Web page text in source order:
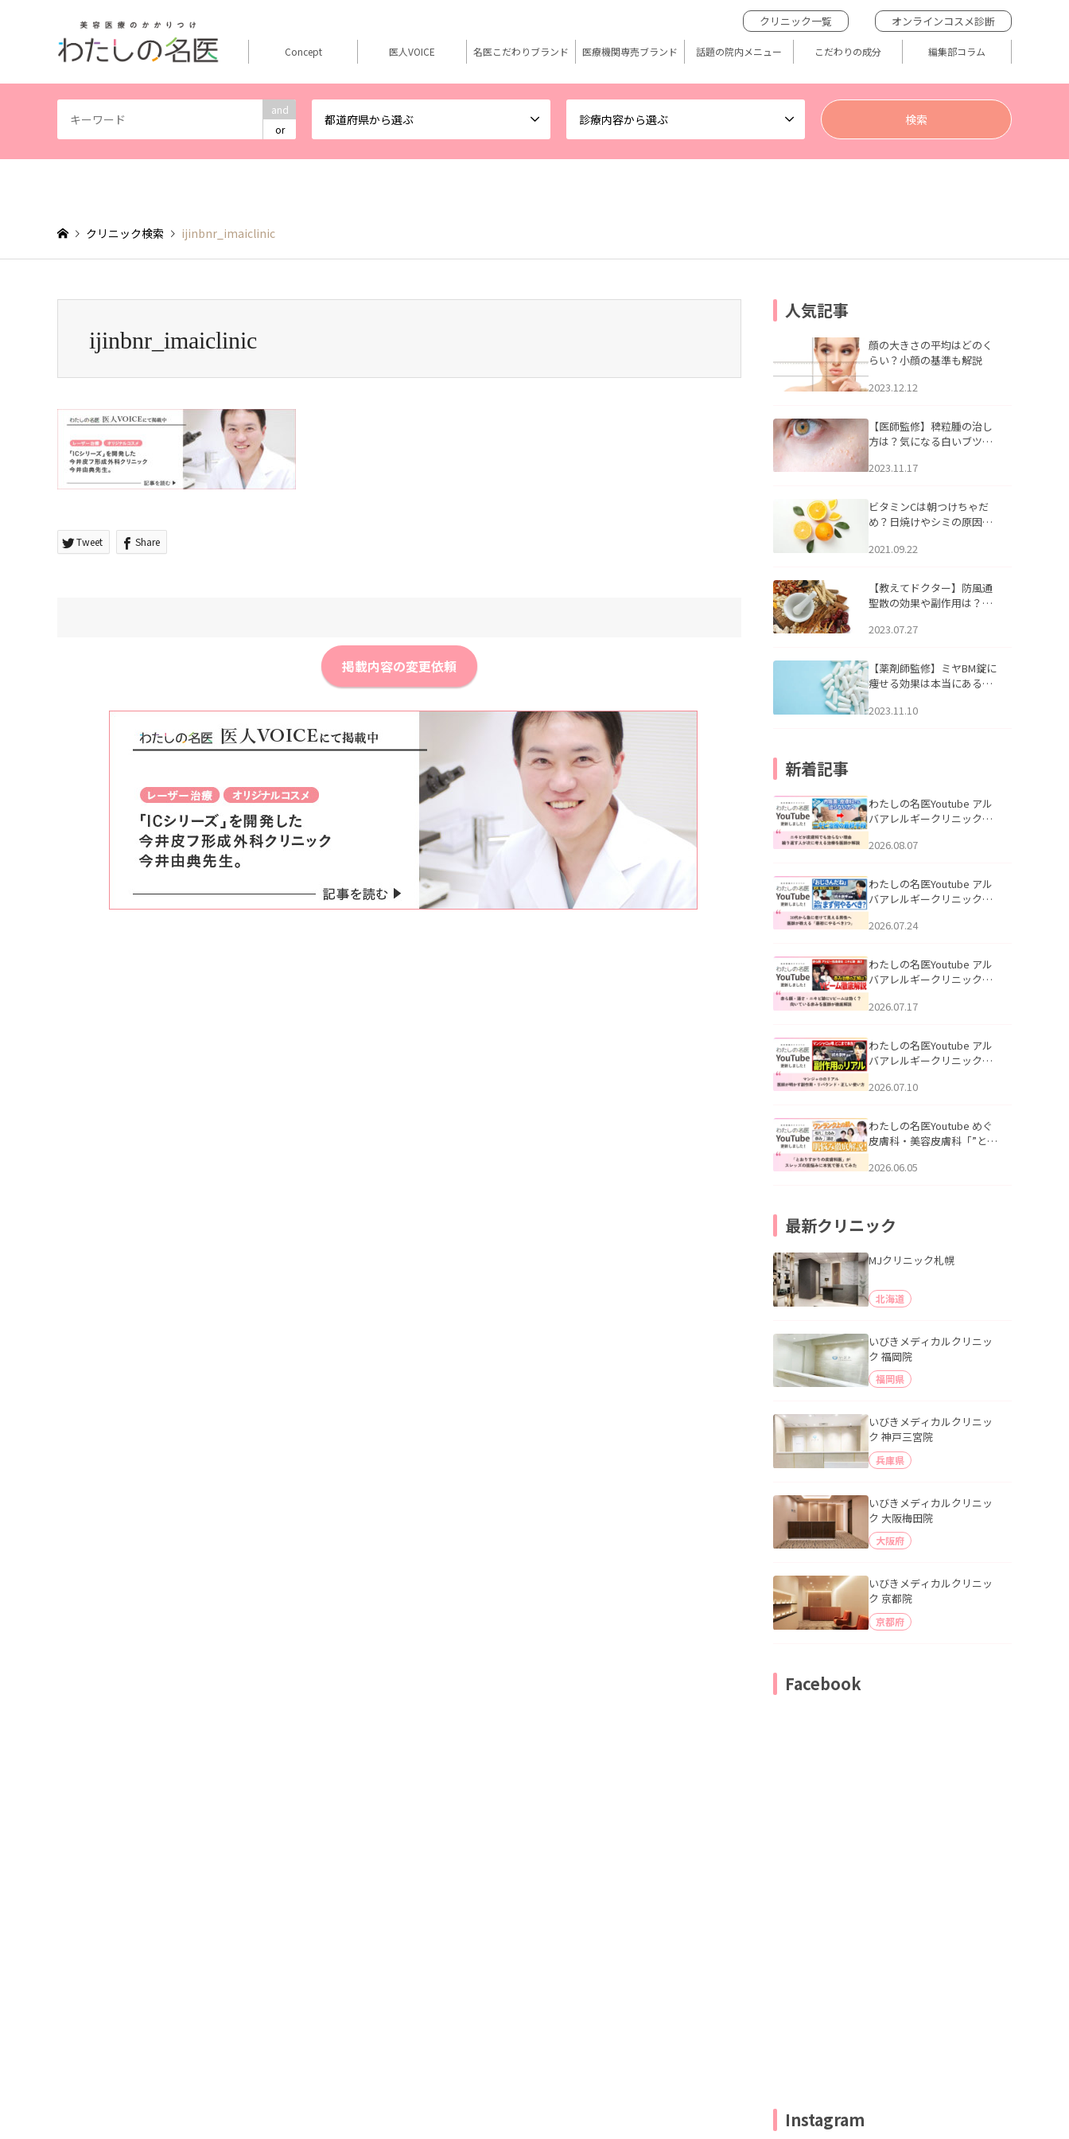
and
or
都道府県から選ぶ 診療内容から選ぶ
クリニック一覧 オンラインコスメ診断
Concept 医人VOICE 名医こだわりブランド 医療機関専売ブランド 話題の院内メニュー こだわりの成分 編集部コラム
クリニック検索 ijinbnr_imaiclinic
ijinbnr_imaiclinic
Tweet Share
掲載内容の変更依頼
人気記事
顔の大きさの平均はどのく
らい？小顔の基準も解説
2023.12.12
【医師監修】稗粒腫の治し
方は？気になる白いブツブ
アについて
2023.11.17
ビタミンCは朝つけちゃだ
め？日焼けやシミの原因に
2021.09.22
【教えてドクター】防風通
聖散の効果や副作用は？長
2023.07.27
【薬剤師監修】ミヤBM錠に
痩せる効果は本当にある
2023.11.10
新着記事
わたしの名医Youtube アル
バアレルギークリニック札
らない理由｜繰り返す人が
説」を公開いたしました。
2026.08.07
わたしの名医Youtube アル
バアレルギークリニック札
える男性へ｜医師が教える
公開いたしました。
2026.07.24
わたしの名医Youtube アル
バアレルギークリニック札
跡にVビームは効く？向いて
説」を公開いたしました。
2026.07.17
わたしの名医Youtube アル
バアレルギークリニック札
医師が明かす副作用・リバ
公開いたしました。
2026.07.10
わたしの名医Youtube めぐ
皮膚科・美容皮膚科「”とお
ッズの肌悩みに本気で答え
2026.06.05
最新クリニック
MJクリニック札幌
北海道
いびきメディカルクリニッ
ク 福岡院
福岡県
いびきメディカルクリニッ
ク 神戸三宮院
兵庫県
いびきメディカルクリニッ
ク 大阪梅田院
大阪府
いびきメディカルクリニッ
ク 京都院
京都府
Facebook
Instagram